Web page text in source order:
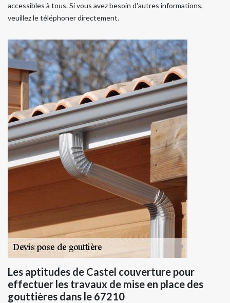
accessibles à tous. Si vous avez besoin d'autres informations,
veuillez le téléphoner directement.
Les aptitudes de Castel couverture pour
effectuer les travaux de mise en place des
gouttières dans le 67210